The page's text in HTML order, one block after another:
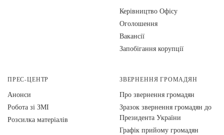
Керівництво Офісу
Оголошення
Вакансії
Запобігання корупції
ПРЕС-ЦЕНТР
Анонси
Робота зі ЗМІ
Розсилка матеріалів
ЗВЕРНЕННЯ ГРОМАДЯН
Про звернення громадян
Зразок звернення громадян до
Президента України
Графік прийому громадян